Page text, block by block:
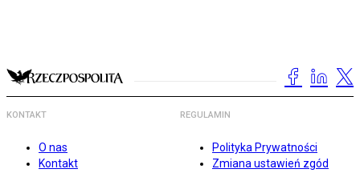
KONTAKT
O nas
Kontakt
REGULAMIN
Polityka Prywatności
Zmiana ustawień zgód